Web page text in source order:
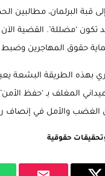
قبة البرلمان،
‘مضللة’. القضية الآن
حقوق المهاجرين وضبط
بهذه الطريقة البشعة
المغلف بـ ‘حفظ
الغضب والأمل في
حقوقية